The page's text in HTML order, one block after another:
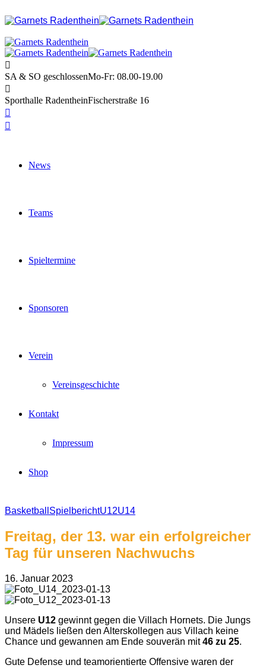
SA & SO geschlossenMo-Fr: 08.00-19.00
Sporthalle RadentheinFischerstraße 16
News
Teams
Spieltermine
Sponsoren
Verein
Vereinsgeschichte
Kontakt
Impressum
Shop
Basketball SpielberichtU12U14
Freitag, der 13. war ein erfolgreicher
Tag für unseren Nachwuchs
16. Januar 2023
Unsere U12 gewinnt gegen die Villach Hornets. Die Jungs
und Mädels ließen den Alterskollegen aus Villach keine
Chance und gewannen am Ende souverän mit46 zu 25.
Gute Defense und teamorientierte Offensive waren der